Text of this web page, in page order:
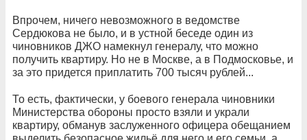
Впрочем, ничего невозможного в ведомстве
Сердюкова не было, и в устной беседе один из
чиновников ДЖО намекнул генералу, что можно
получить квартиру. Но не в Москве, а в Подмосковье, и
за это придется приплатить 700 тысяч рублей...
То есть, фактически, у боевого генерала чиновники
Министерства обороны просто взяли и украли
квартиру, обманув заслуженного офицера обещанием